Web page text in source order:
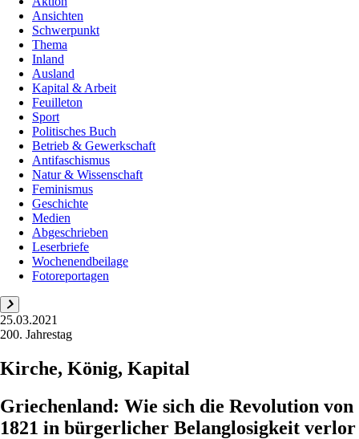
Ansichten
Schwerpunkt
Thema
Inland
Ausland
Kapital & Arbeit
Feuilleton
Sport
Politisches Buch
Betrieb & Gewerkschaft
Antifaschismus
Natur & Wissenschaft
Feminismus
Geschichte
Medien
Abgeschrieben
Leserbriefe
Wochenendbeilage
Fotoreportagen
25.03.2021
200. Jahrestag
Kirche, König, Kapital
Griechenland: Wie sich die Revolution von
1821 in bürgerlicher Belanglosigkeit verlor